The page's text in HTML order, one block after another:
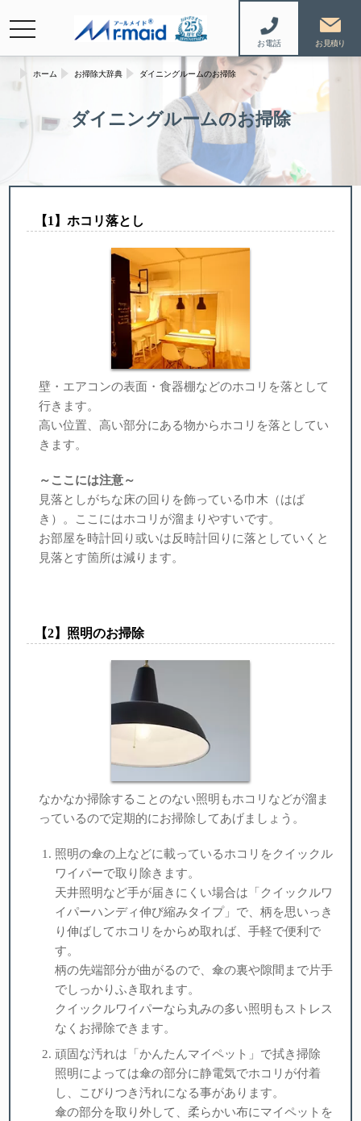
お電話
navigation
ダイニングルームのお掃除
ホーム お掃除大辞典 ダイニングルームのお掃除
【︎1】ホコリ落とし
壁・エアコンの表面・食器棚などのホコリを落として
行きます。
高い位置、高い部分にある物からホコリを落としてい
きます。
～ここには注意～
見落としがちな床の回りを飾っている巾木（はば
き）。ここにはホコリが溜まりやすいです。
お部屋を時計回り或いは反時計回りに落としていくと
見落とす箇所は減ります。
【︎2】照明のお掃除
なかなか掃除することのない照明もホコリなどが溜ま
っているので定期的にお掃除してあげましょう。
照明の傘の上などに載っているホコリをクイックル
ワイパーで取り除きます。
天井照明など手が届きにくい場合は「クイックルワ
イパーハンディ伸び縮みタイプ」で、柄を思いっき
り伸ばしてホコリをからめ取れば、手軽で便利で
す。
柄の先端部分が曲がるので、傘の裏や隙間まで片手
でしっかりふき取れます。
クイックルワイパーなら丸みの多い照明もストレス
なくお掃除できます。
頑固な汚れは「かんたんマイペット」で拭き掃除
照明によっては傘の部分に静電気でホコリが付着
し、こびりつき汚れになる事があります。
傘の部分を取り外して、柔らかい布にマイペットを